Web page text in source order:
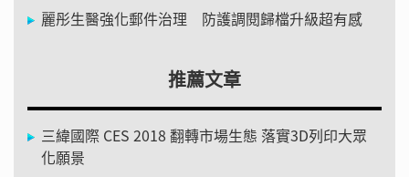
麗彤生醫強化郵件治理 防護調閱歸檔升級超有感
推薦文章
三緯國際 CES 2018 翻轉市場生態 落實3D列印大眾
化願景